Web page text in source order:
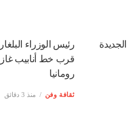
رئيس الوزراء
قرب خط أنابيب
رومانيا
ثقافة وفن منذ 3 دقائق